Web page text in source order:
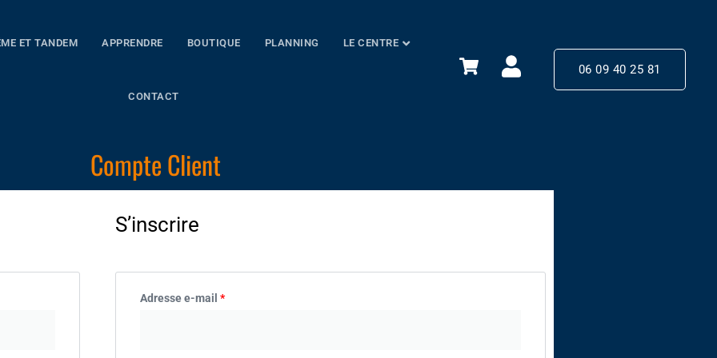
ET TANDEM APPRENDRE BOUTIQUE PLANNING LE CENTRE
CONTACT
06 09 40 25 81
Compte Client
S’inscrire
Adresse e-mail*